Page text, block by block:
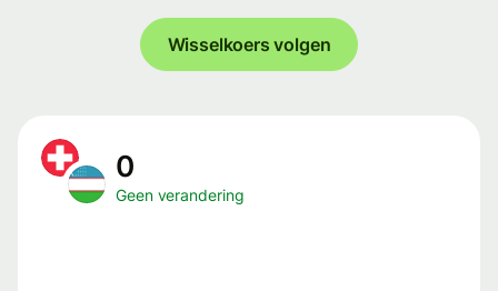
Wisselkoers volgen
0
Geen verandering